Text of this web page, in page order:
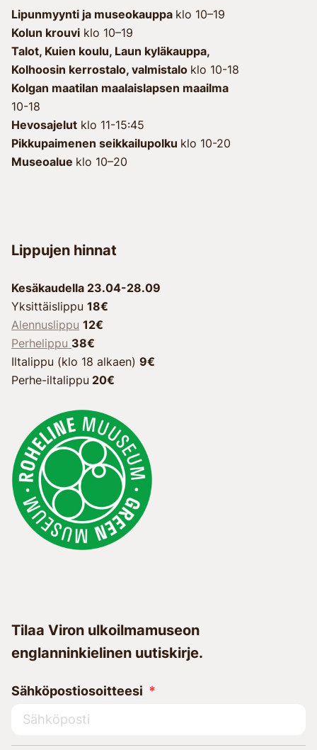
Lipunmyynti ja museokauppa klo 10–19
Kolun krouvi klo 10–19
Talot, Kuien koulu, Laun kyläkauppa,
Kolhoosin kerrostalo, valmistalo klo 10-18
Kolgan maatilan maalaislapsen maailma
10-18
Hevosajelut klo 11-15:45
Pikkupaimenen seikkailupolku klo 10-20
Museoalue klo 10–20
Lippujen hinnat
Kesäkaudella 23.04-28.09
Yksittäislippu 18€
Alennuslippu 12€
Perhelippu 38€
Iltalippu (klo 18 alkaen) 9€
Perhe-iltalippu 20€
Tilaa Viron ulkoilmamuseon
englanninkielinen uutiskirje.
Sähköpostiosoitteesi